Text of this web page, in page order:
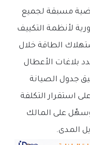
مسبقة لجميع
لأنظمة التكييف
الطاقة خلال
بلاغات الأعطال
جدول الصيانة
استقرار التكلفة
على المالك
المدى.